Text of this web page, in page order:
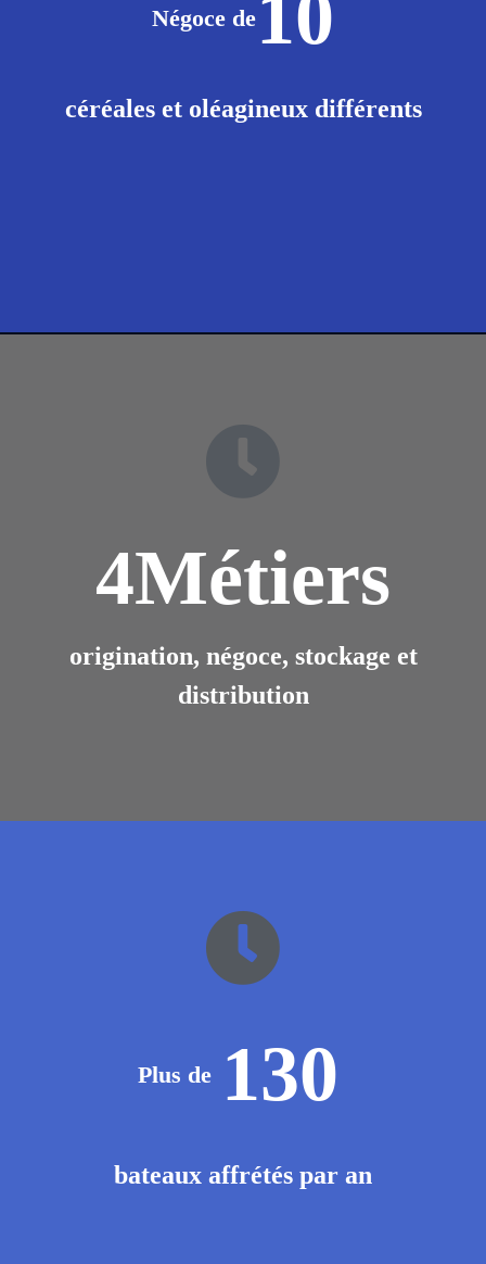
Négoce de 10
céréales et oléagineux différents
4Métiers
origination, négoce, stockage et
distribution
Plus de 130
bateaux affrétés par an